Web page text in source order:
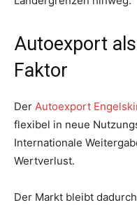
Autoexport
Faktor
Der Autoexport
flexibel in neue
Internationale
Wertverlust.
Der Markt bleibt